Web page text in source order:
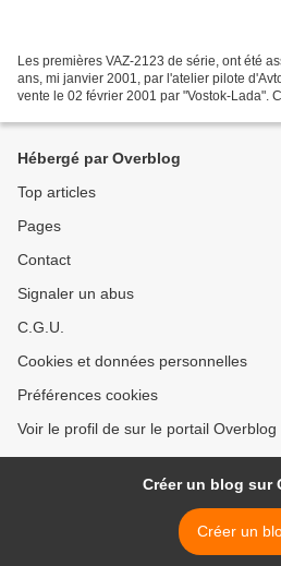
Les premières VAZ-2123 de série, ont été
ans, mi janvier 2001, par l'atelier pilote
vente le 02 février 2001 par "Vostok-Lada".
Hébergé par Overblog
Top articles
Pages
Contact
Signaler un abus
C.G.U.
Cookies et données personnelles
Préférences cookies
Voir le profil de sur le portail Overblog
Créer un blog sur
Créer un